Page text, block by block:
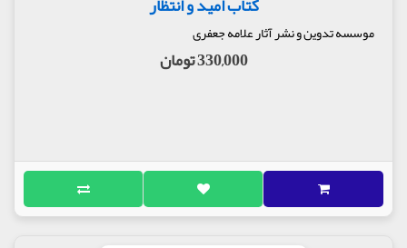
موسسه تدوین و نشر آثار علامه جعفری
330,000 تومان